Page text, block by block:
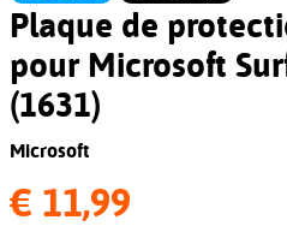
Plaque de
pour Microsoft
(1631)
Microsoft
€ 11,99